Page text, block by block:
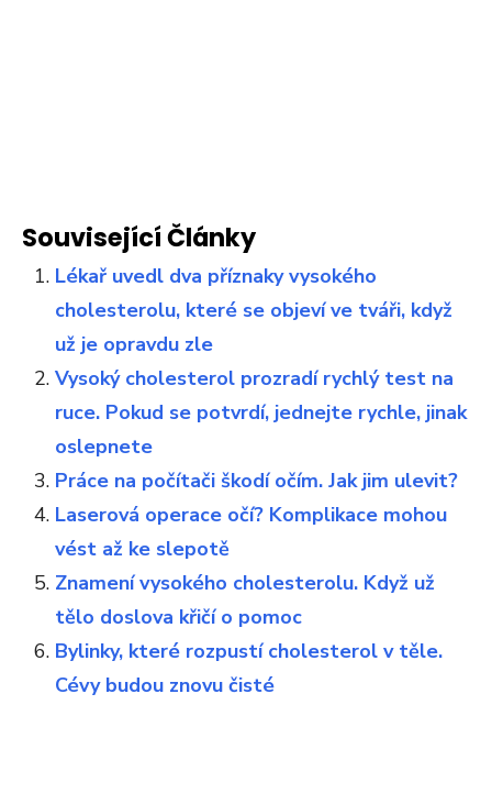
Související Články
Lékař uvedl dva příznaky vysokého
cholesterolu, které se objeví ve tváři, když
už je opravdu zle
Vysoký cholesterol prozradí rychlý test na
ruce. Pokud se potvrdí, jednejte rychle, jinak
oslepnete
Práce na počítači škodí očím. Jak jim ulevit?
Laserová operace očí? Komplikace mohou
vést až ke slepotě
Znamení vysokého cholesterolu. Když už
tělo doslova křičí o pomoc
Bylinky, které rozpustí cholesterol v těle.
Cévy budou znovu čisté